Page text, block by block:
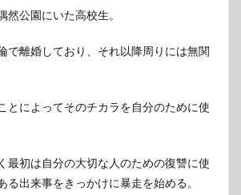
然公園にいた高校生。
で離婚しており、それ以降周りには無関
とによってそのチカラを自分のために使
最初は自分の大切な人のための復讐に使
る出来事をきっかけに暴走を始める。